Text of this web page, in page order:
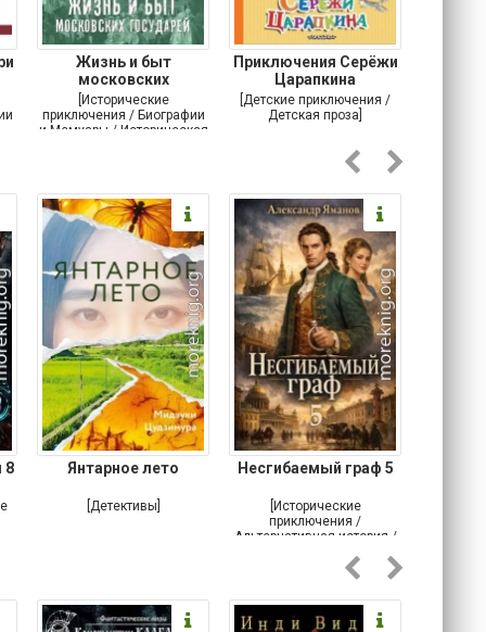
Жизнь и быт
московских
государей
[Исторические
приключения / Биографии
и Мемуары / Историческая
Приключения Серёжи
Царапкина
[Детские приключения /
Детская проза]
8 Янтарное лето
[Детективы]
Несгибаемый граф 5
[Исторические
приключения /
Альтернативная история /